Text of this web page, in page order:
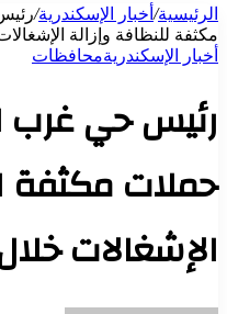
الرئيسية/ أخبار الإسكندرية/
مكثفة للنظافة وإزالة
أخبار الإسكندريةمحافظات
رئيس حي غرب
حملات مكثفة
الإشغالات